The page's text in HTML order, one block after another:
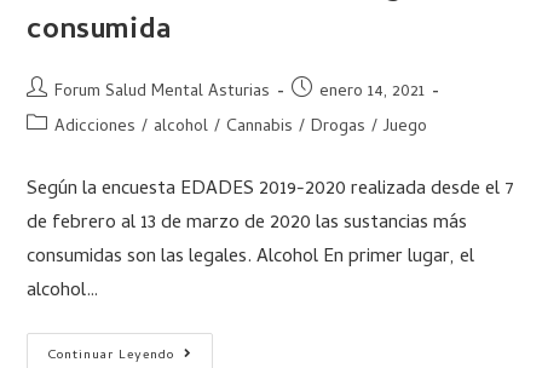
consumida
Forum Salud Mental Asturias
enero 14, 2021
Adicciones / alcohol / Cannabis / Drogas / Juego
Según la encuesta EDADES 2019-2020 realizada desde el 7
de febrero al 13 de marzo de 2020 las sustancias más
consumidas son las legales. Alcohol En primer lugar, el
alcohol…
Continuar Leyendo